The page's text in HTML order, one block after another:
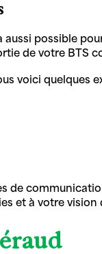
aussi possible
de votre BTS
voici quelques
de
et à votre vision